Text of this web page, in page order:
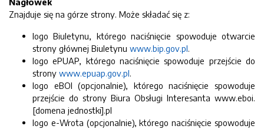
Znajduje się na górze strony. Może składać się z:
logo Biuletynu, którego naciśnięcie spowoduje otwarcie
strony głównej Biuletynu www.bip.gov.pl.
logo ePUAP, którego naciśnięcie spowoduje przejście do
strony www.epuap.gov.pl.
logo eBOI (opcjonalnie), którego naciśnięcie spowoduje
przejście do strony Biura Obsługi Interesanta www.eboi.
[domena jednostki].pl
logo e-Wrota (opcjonalnie), którego naciśnięcie spowoduje